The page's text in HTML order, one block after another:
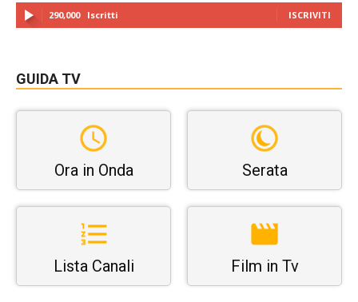
290,000 Iscritti ISCRIVITI
GUIDA TV
Ora in Onda Serata
Lista Canali Film in Tv